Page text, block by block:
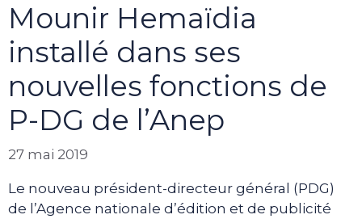
Mounir Hemaïdia
installé dans ses
nouvelles fonctions de
P-DG de l’Anep
27 mai 2019
Le nouveau président-directeur général (PDG)
de l’Agence nationale d’édition et de publicité